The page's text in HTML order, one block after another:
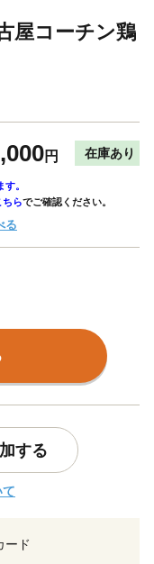
屋コーチン鶏
円 在庫あり
。
ちらでご確認ください。
る
する
ード